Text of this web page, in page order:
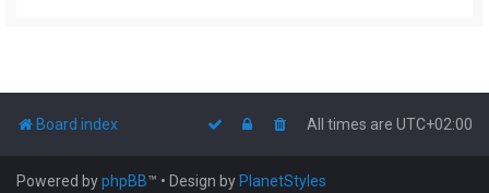
Board index All times are UTC+02:00
Powered byphpBB™ • Design by PlanetStyles